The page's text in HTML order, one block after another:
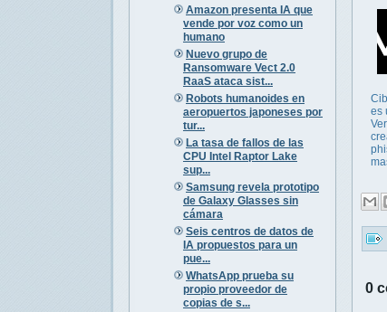
Amazon presenta IA que
vende por voz como un
humano
Nuevo grupo de
Ransomware Vect 2.0
RaaS ataca sist...
Robots humanoides en
aeropuertos japoneses por
tur...
La tasa de fallos de las
CPU Intel Raptor Lake
sup...
Samsung revela prototipo
de Galaxy Glasses sin
cámara
Seis centros de datos de
IA propuestos para un
pue...
WhatsApp prueba su
propio proveedor de
copias de s...
es
0